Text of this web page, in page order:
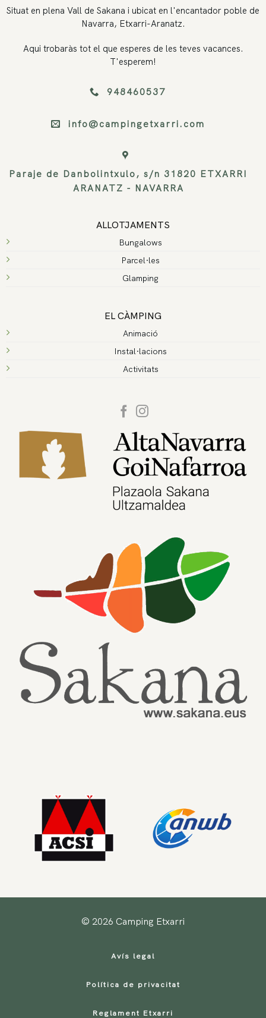
Situat en plena Vall de Sakana i ubicat en l'encantador poble de
Navarra, Etxarri-Aranatz.
Aqui trobaràs tot el que esperes de les teves vacances.
T'esperem!
948460537
info@campingetxarri.com
Paraje de Danbolintxulo, s/n 31820 ETXARRI
ARANATZ - NAVARRA
ALLOTJAMENTS
Bungalows
Parcel·les
Glamping
EL CÀMPING
Animació
Instal·lacions
Activitats
© 2026 Camping Etxarri
Avís legal
Política de privacitat
Reglament Etxarri